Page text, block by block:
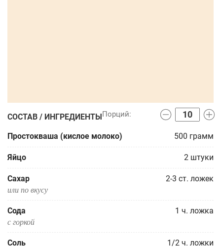
СОСТАВ / ИНГРЕДИЕНТЫ
Простокваша (кислое молоко) 500 грамм
Яйцо 2 штуки
Сахар 2-3 ст. ложек
или по вкусу
Сода 1 ч. ложка
с горкой
Соль 1/2 ч. ложки